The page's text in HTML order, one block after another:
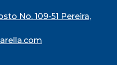
No. 109-51 Pereira,